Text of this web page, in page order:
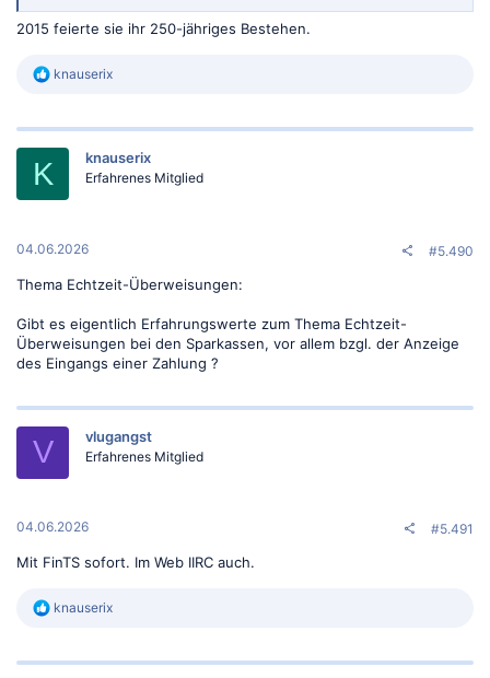
2015 feierte sie ihr 250-jähriges Bestehen.
R
k
:
knauserix
K knauserix
Erfahrenes Mitglied
04.06.2026 #5.490
Thema Echtzeit-Überweisungen:
Gibt es eigentlich Erfahrungswerte zum Thema Echtzeit-
Überweisungen bei den Sparkassen, vor allem bzgl. der Anzeige
des Eingangs einer Zahlung ?
V vlugangst
Erfahrenes Mitglied
04.06.2026 #5.491
Mit FinTS sofort. Im Web IIRC auch.
R
k
knauserix